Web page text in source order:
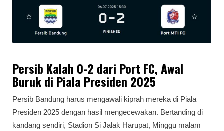
Persib Kalah 0-2 dari Port FC, Awal
Buruk di Piala Presiden 2025
Persib Bandung harus mengawali kiprah mereka di Piala
Presiden 2025 dengan hasil mengecewakan. Bertanding di
kandang sendiri, Stadion Si Jalak Harupat, Minggu malam